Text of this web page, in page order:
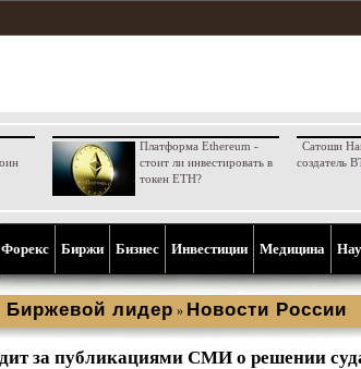
Платформа Ethereum -
стоит ли инвестировать в
токен ETH?
Сатоши
создатель
Форекс Биржи Бизнес Инвестиции Медицина
Биржевой лидер » Новости России
за публикациями СМИ о решении